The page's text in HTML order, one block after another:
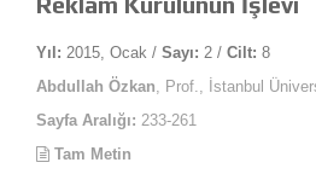
Yıl: 2015, Ocak / Sayı: 2 / Cilt: 8
Abdullah Özkan , Prof., İstanbul
Sayfa Aralığı: 233-261
Tam Metin